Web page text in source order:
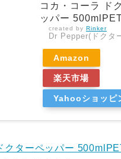
コカ・コーラ ド
ッパー
created by Rinker
Dr Pepper(ドクタ
Amazon
楽天市場
Yahooショッピ
クターペッパー